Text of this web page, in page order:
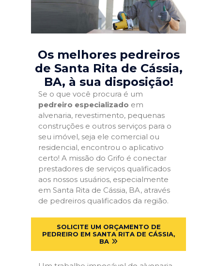
Os melhores pedreiros
de Santa Rita de Cássia,
BA, à sua disposição!
Se o que você procura é um
pedreiro especializado em
alvenaria, revestimento, pequenas
construções e outros serviços para o
seu imóvel, seja ele comercial ou
residencial, encontrou o aplicativo
certo! A missão do Grifo é conectar
prestadores de serviços qualificados
aos nossos usuários, especialmente
em Santa Rita de Cássia, BA, através
de pedreiros qualificados da região.
SOLICITE UM ORÇAMENTO DE
PEDREIRO EM SANTA RITA DE CÁSSIA,
BA